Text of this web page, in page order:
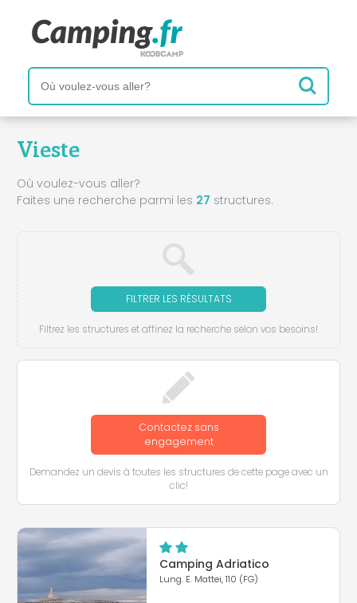
Vieste
Où voulez-vous aller?
Faites une recherche parmi les 27 structures.
FILTRER LES RÉSULTATS
Filtrez les structures et affinez la recherche selon vos besoins!
Contactez sans
engagement
Demandez un devis à toutes les structures de cette page avec un
clic!
Camping Adriatico
Lung. E. Mattei, 110 (FG)